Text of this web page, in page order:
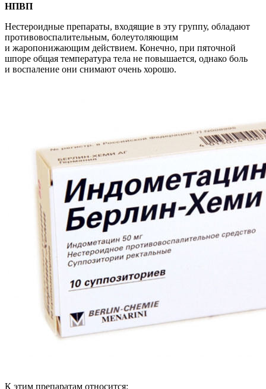
НПВП
Нестероидные препараты, входящие в эту группу, обладают
противовоспалительным, болеутоляющим
и жаропонижающим действием. Конечно, при пяточной
шпоре общая температура тела не повышается, однако боль
и воспаление они снимают очень хорошо.
К этим препаратам относится: